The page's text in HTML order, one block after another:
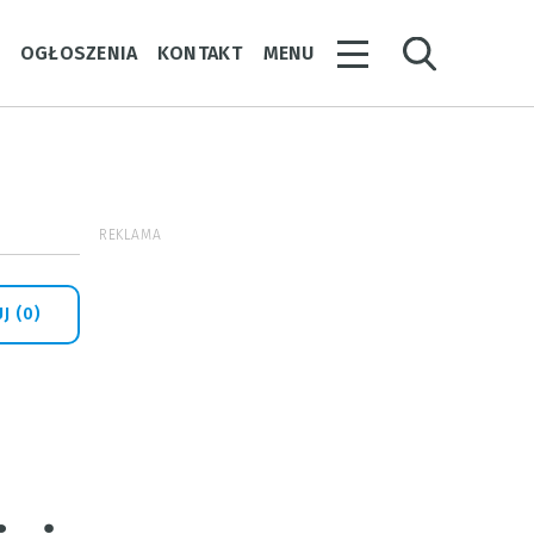
OGŁOSZENIA KONTAKT MENU
(0)
REKLAMA